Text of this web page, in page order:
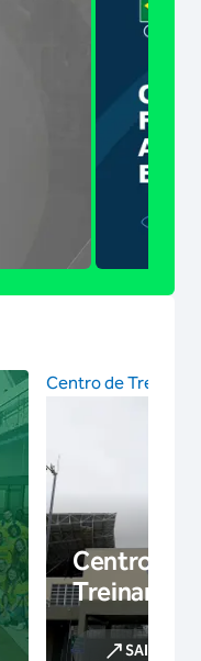
Centro de
Centro de
SAIBA